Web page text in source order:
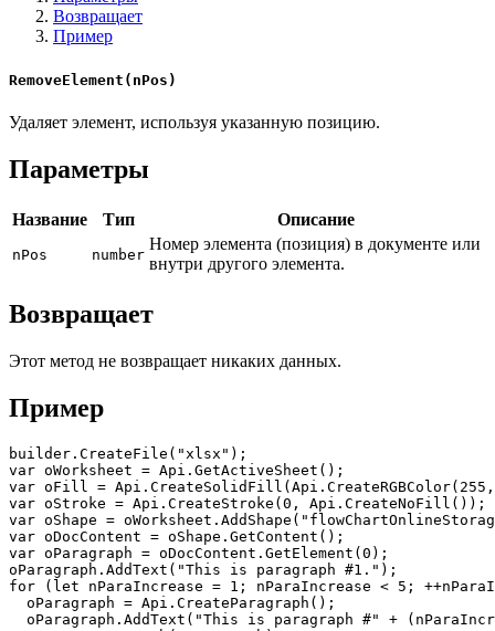
Возвращает
Пример
RemoveElement(nPos)
Удаляет элемент, используя указанную позицию.
Параметры
Название Тип Описание
nPos number
Номер элемента (позиция) в документе или
внутри другого элемента.
Возвращает
Этот метод не возвращает никаких данных.
Пример
builder.CreateFile("xlsx");
var oWorksheet = Api.GetActiveSheet();
var oFill =
var oStroke = Api.CreateStroke(0, Api.CreateNoFill());
var oShape =
var oDocContent = oShape.GetContent();
var oParagraph = oDocContent.GetElement(0);
oParagraph.AddText("This is paragraph #1.");
for (let nParaIncrease = 1; nParaIncrease < 5;
  oParagraph = Api.CreateParagraph();
oParagraph.AddText("This is paragraph #" +